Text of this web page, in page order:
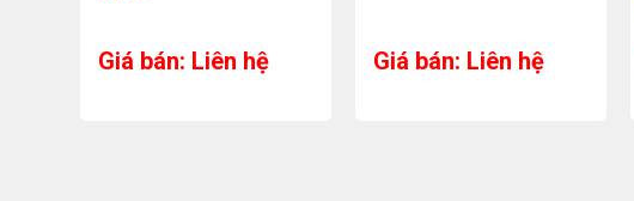
Giá bán: Liên hệ Giá bán: Liên hệ